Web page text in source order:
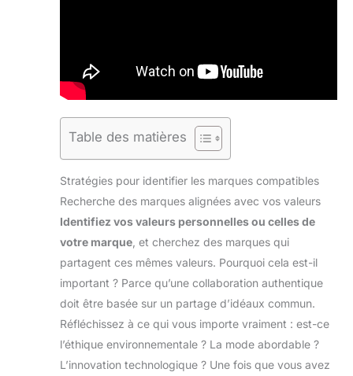
Table des matières
Stratégies pour identifier les marques compatibles
Recherche des marques alignées avec vos valeurs
Identifiez vos valeurs personnelles ou celles de
votre marque , et cherchez des marques qui
partagent ces mêmes valeurs. Pourquoi cela est-il
important ? Parce qu’une collaboration authentique
doit être basée sur un partage d’idéaux commun.
Réfléchissez à ce qui vous importe vraiment : est-ce
l’éthique environnementale ? La mode abordable ?
L’innovation technologique ? Une fois que vous avez